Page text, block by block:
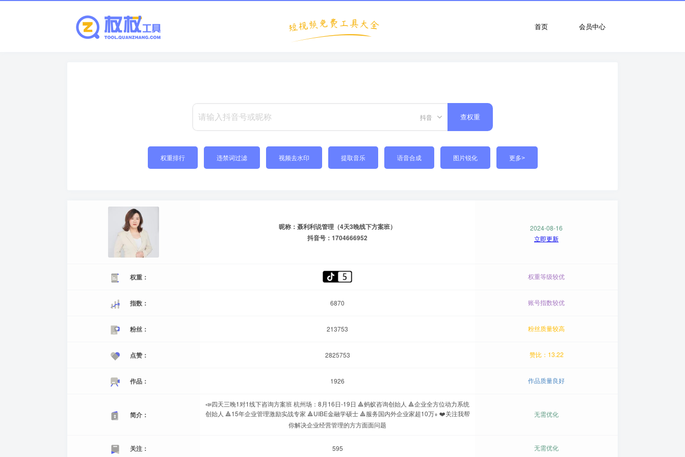
会员中心
首页
抖音 查权重
权重排行 违禁词过滤 视频去水印 提取音乐 语音合成 图片锐化 更多>
昵称：聂利利说管理（4天3晚线下方案班）
抖音号：1704666952
2024-08-16
立即更新
权重： 权重等级较优
指数： 6870 账号指数较优
粉丝： 213753 粉丝质量较高
点赞： 2825753 赞比：13.22
作品： 1926 作品质量良好
简介：
📣四天三晚1对1线下咨询方案班 杭州场：8月16日-19日 🔺蚂蚁咨询创始人 🔺企业全方位动力系统
创始人 🔺15年企业管理激励实战专家 🔺UIBE金融学硕士 🔺服务国内外企业家超10万+ ❤️关注我帮
你解决企业经营管理的方方面面问题
无需优化
关注： 595 无需优化